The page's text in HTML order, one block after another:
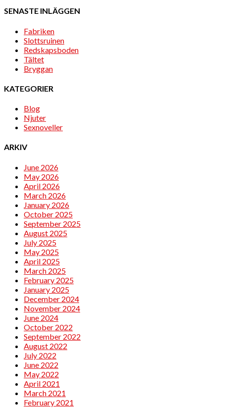
SENASTE INLÄGGEN
Fabriken
Slottsruinen
Redskapsboden
Tältet
Bryggan
KATEGORIER
Blog
Njuter
Sexnoveller
ARKIV
June 2026
May 2026
April 2026
March 2026
January 2026
October 2025
September 2025
August 2025
July 2025
May 2025
April 2025
March 2025
February 2025
January 2025
December 2024
November 2024
June 2024
October 2022
September 2022
August 2022
July 2022
June 2022
May 2022
April 2021
March 2021
February 2021